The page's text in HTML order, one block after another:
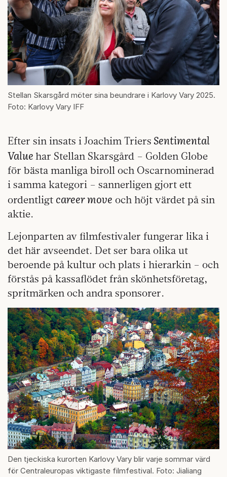
Stellan Skarsgård möter sina beundrare i Karlovy Vary 2025.
Foto: Karlovy Vary IFF
Efter sin insats i Joachim Triers Sentimental
Value har Stellan Skarsgård – Golden Globe
för bästa manliga biroll och Oscarnominerad
i samma kategori – sannerligen gjort ett
ordentligt career move och höjt värdet på sin
aktie.
Lejonparten av filmfestivaler fungerar lika i
det här avseendet. Det ser bara olika ut
beroende på kultur och plats i hierarkin – och
förstås på kassaflödet från skönhetsföretag,
spritmärken och andra sponsorer.
Den tjeckiska kurorten Karlovy Vary blir varje sommar värd
för Centraleuropas viktigaste filmfestival. Foto: Jialiang